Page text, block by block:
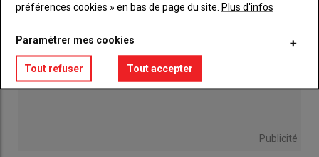
Publicité
préférences cookies » en bas de page du site. Plus d'infos
Paramétrer mes cookies
Tout refuser Tout accepter